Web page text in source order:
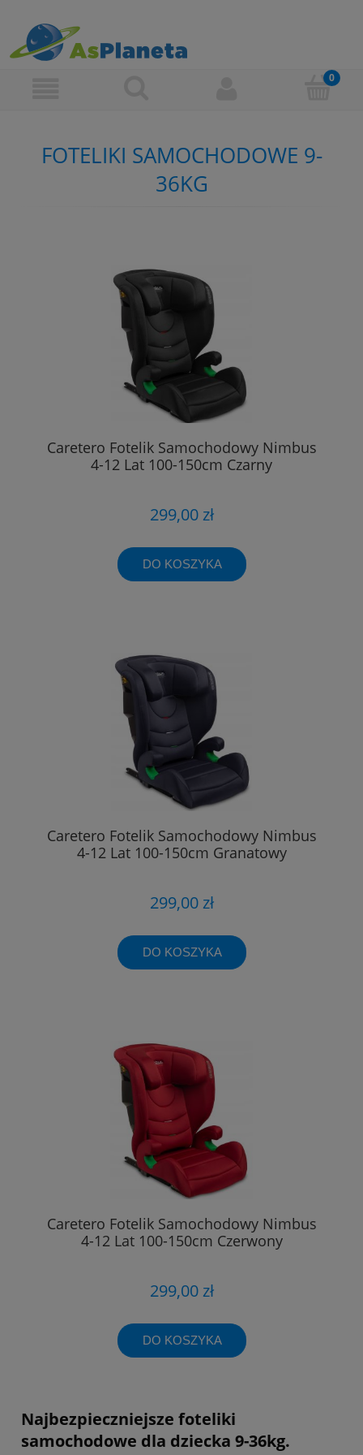
FOTELIKI SAMOCHODOWE 9-
36KG
Caretero Fotelik Samochodowy Nimbus
4-12 Lat 100-150cm Czarny
299,00 zł
DO KOSZYKA
Caretero Fotelik Samochodowy Nimbus
4-12 Lat 100-150cm Granatowy
299,00 zł
DO KOSZYKA
Caretero Fotelik Samochodowy Nimbus
4-12 Lat 100-150cm Czerwony
299,00 zł
DO KOSZYKA
Najbezpieczniejsze foteliki
samochodowe dla dziecka 9-36kg.